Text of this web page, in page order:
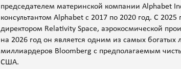
председателем материнской компании Alphabet
консультантом Alphabet с 2017 по 2020 год. С
директором Relativity Space, аэрокосмической
на 2026 год он является одним из самых богатых
миллиардеров Bloomberg с предполагаемым
США.